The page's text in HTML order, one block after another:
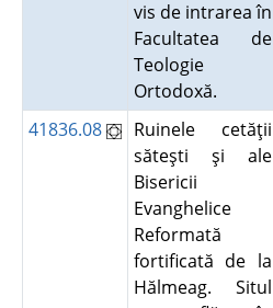
vis de intrarea în
Facultatea de
Teologie
Ortodoxă.
41836.08
Ruinele cetăţii
săteşti şi ale
Bisericii
Evanghelice
Reformată
fortificată de la
Hălmeag. Situl